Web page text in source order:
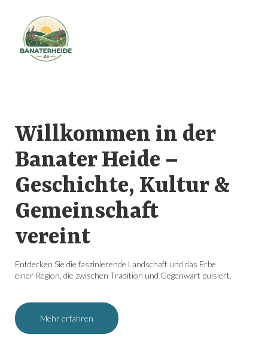
Willkommen in der
Banater Heide –
Geschichte, Kultur &
Gemeinschaft
vereint
Entdecken Sie die faszinierende Landschaft und das Erbe
einer Region, die zwischen Tradition und Gegenwart pulsiert.
Mehr erfahren